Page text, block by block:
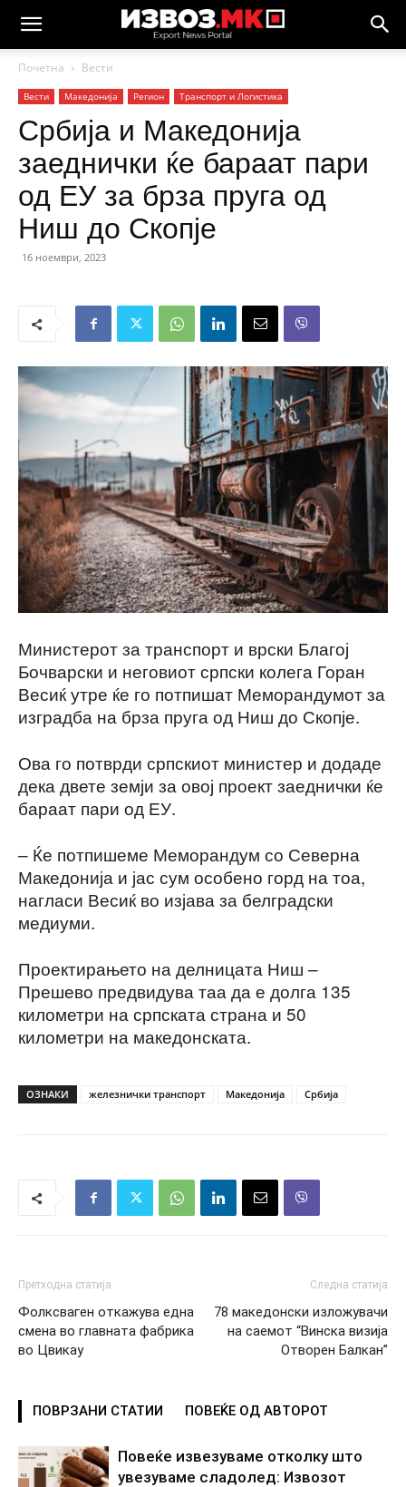
Почетна Вести
Вести Македонија Регион Транспорт и Логистика
Србија и Македонија
заеднички ќе бараат пари
од ЕУ за брза пруга од
Ниш до Скопје
16 ноември, 2023
Министерот за транспорт и врски Благој
Бочварски и неговиот српски колега Горан
Весиќ утре ќе го потпишат Меморандумот за
изградба на брза пруга од Ниш до Скопје.
Ова го потврди српскиот министер и додаде
дека двете земји за овој проект заеднички ќе
бараат пари од ЕУ.
– Ќе потпишеме Меморандум со Северна
Македонија и јас сум особено горд на тоа,
нагласи Весиќ во изјава за белградски
медиуми.
Проектирањето на делницата Ниш –
Прешево предвидува таа да е долга 135
километри на српската страна и 50
километри на македонската.
ОЗНАКИ железнички транспорт Македонија Србија
Претходна статија
Фолксваген откажува една
смена во главната фабрика
во Цвикау
Следна статија
78 македонски изложувачи
на саемот “Винска визија
Отворен Балкан”
ПОВРЗАНИ СТАТИИ ПОВЕЌЕ ОД АВТОРОТ
Повеќе извезуваме отколку што
увезуваме сладолед: Извозот